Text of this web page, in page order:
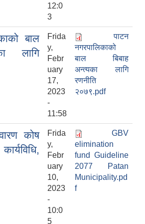
12:0
3
बाल
लागि
Frida
y,
Febr
uary
17,
2023
-
11:58
पाटन
नगरपालिकाको
बाल बिबाह
अन्‍त्यका लागि
रणनीति
२०७९.pdf
कोष
Frida
y,
Febr
uary
10,
2023
-
10:0
5
GBV
elimination
fund Guideline
2077 Patan
Municipality.pd
f